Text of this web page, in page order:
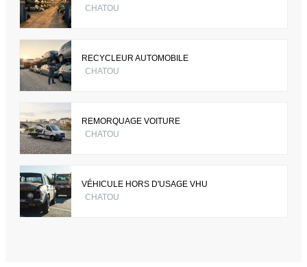
CHATOU
RECYCLEUR AUTOMOBILE
CHATOU
REMORQUAGE VOITURE
CHATOU
VÉHICULE HORS D'USAGE VHU
CHATOU